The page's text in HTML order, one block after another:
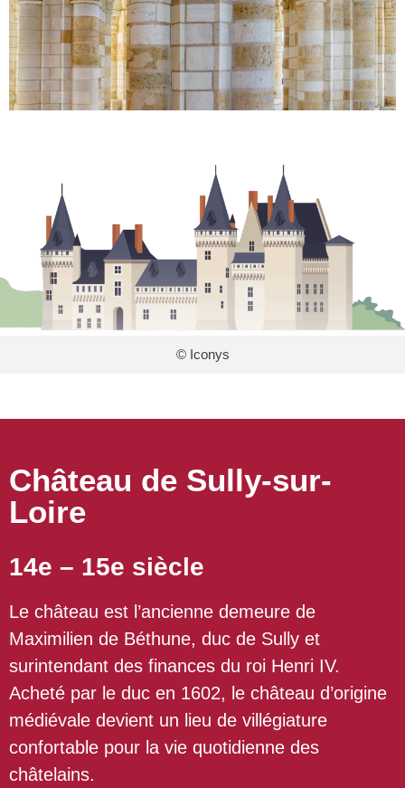
© Iconys
Château de Sully-sur-
Loire
14e – 15e siècle
Le château est l’ancienne demeure de
Maximilien de Béthune, duc de Sully et
surintendant des finances du roi Henri IV.
Acheté par le duc en 1602, le château d’origine
médiévale devient un lieu de villégiature
confortable pour la vie quotidienne des
châtelains.